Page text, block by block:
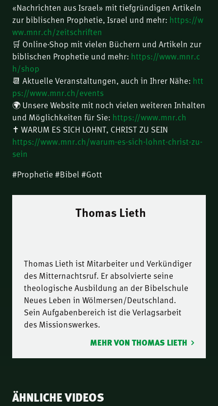
«Nachrichten aus Israel» mit tiefgründigen Artikeln
zur biblischen Prophetie, Israel und mehr: https://w
ww.mnr.ch/zeitschriften
🛒 Online-Shop mit vielen Büchern und Artikeln zur
biblischen Prophetie und mehr: https://www.mnr.c
h/shop
📆 Aktuelle Veranstaltungen, auch in Ihrer Nähe: htt
ps://www.mnr.ch/events
🌍 Unsere Website mit noch vielen weiteren Inhalten
und Möglichkeiten für Sie: https://www.mnr.ch
✝️ WARUM ES SICH LOHNT, CHRIST ZU SEIN
https://www.mnr.ch/warum-es-sich-lohnt-christ-zu-
sein
#Prophetie #Bibel #Gott
Thomas Lieth
Thomas Lieth ist Mitarbeiter und Verkündiger
des Mitternachtsruf. Er absolvierte seine
theologische Ausbildung an der Bibelschule
Neues Leben in Wölmersen/Deutschland.
Sein Aufgabenbereich ist die Verlagsarbeit
des Missionswerkes.
MEHR VON THOMAS LIETH
ÄHNLICHE VIDEOS